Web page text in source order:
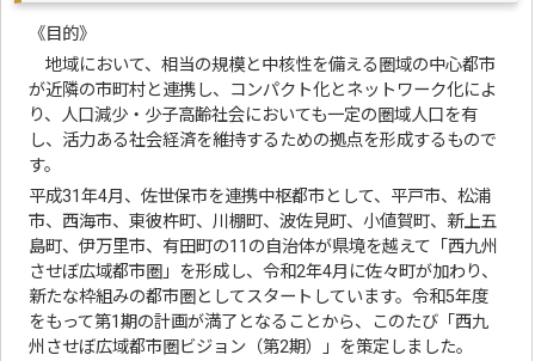
《目的》
地域において、相当の規模と中核性を備える圏域の中心都市
が近隣の市町村と連携し、コンパクト化とネットワーク化によ
り、人口減少・少子高齢社会においても一定の圏域人口を有
し、活力ある社会経済を維持するための拠点を形成するもので
す。
平成31年4月、佐世保市を連携中枢都市として、平戸市、松浦
市、西海市、東彼杵町、川棚町、波佐見町、小値賀町、新上五
島町、伊万里市、有田町の11の自治体が県境を越えて「西九州
させぼ広域都市圏」を形成し、令和2年4月に佐々町が加わり、
新たな枠組みの都市圏としてスタートしています。令和5年度
をもって第1期の計画が満了となることから、このたび「西九
州させぼ広域都市圏ビジョン（第2期）」を策定しました。